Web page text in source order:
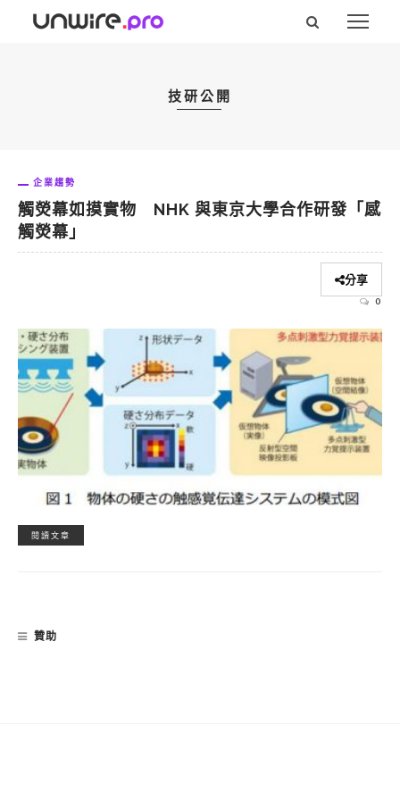
技研公開
企業趨勢
觸熒幕如摸實物 NHK 與東京大學合作研發「感
觸熒幕」
分享
0
閱讀文章
贊助